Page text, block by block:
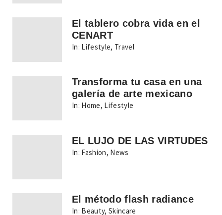
El tablero cobra vida en el
CENART
In: Lifestyle, Travel
Transforma tu casa en una
galería de arte mexicano
In: Home, Lifestyle
EL LUJO DE LAS VIRTUDES
In: Fashion, News
El método flash radiance
In: Beauty,Skincare